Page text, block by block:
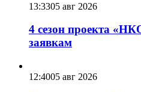
13:3305 авг 2026
4 сезон проекта
заявкам
12:4005 авг 2026